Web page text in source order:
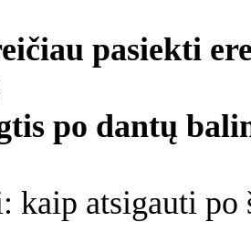
pasiekti
po dantų
kaip atsigauti po